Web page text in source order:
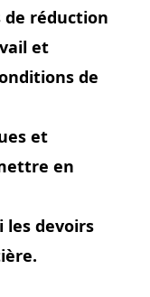
réduction
et
de
et
en
les devoirs